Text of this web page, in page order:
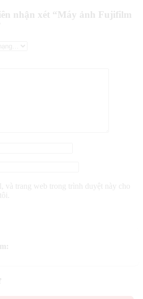
nhận xét “Máy ảnh Fujifilm
và trang web trong trình duyệt này cho